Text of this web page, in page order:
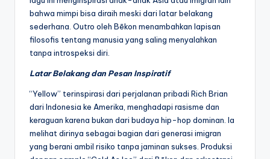
bahwa mimpi bisa diraih meski dari latar belakang
sederhana. Outro oleh Bēkon menambahkan lapisan
filosofis tentang manusia yang saling menyalahkan
tanpa introspeksi diri.
Latar Belakang dan Pesan Inspiratif
“Yellow” terinspirasi dari perjalanan pribadi Rich Brian
dari Indonesia ke Amerika, menghadapi rasisme dan
keraguan karena bukan dari budaya hip-hop dominan. Ia
melihat dirinya sebagai bagian dari generasi imigran
yang berani ambil risiko tanpa jaminan sukses. Produksi